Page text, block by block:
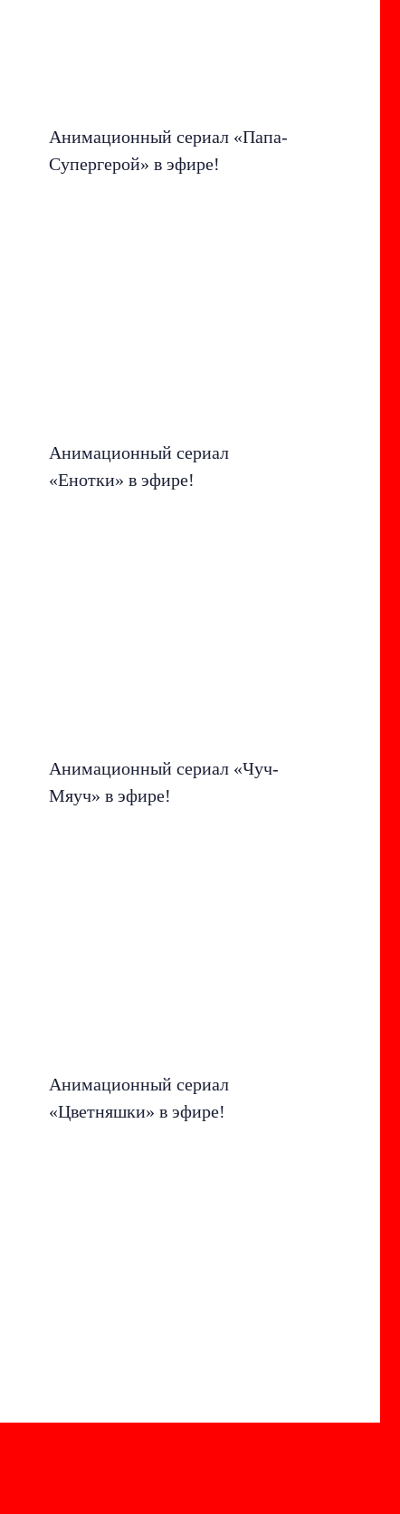
Анимационный сериал «Папа-
Супергерой» в эфире!
Анимационный сериал
«Енотки» в эфире!
Анимационный сериал «Чуч-
Мяуч» в эфире!
Анимационный сериал
«Цветняшки» в эфире!